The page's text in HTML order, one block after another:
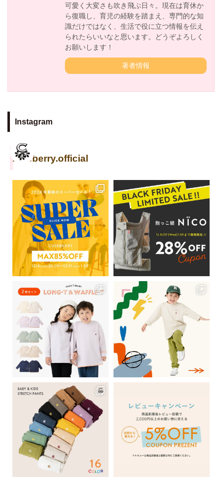
可愛く大変さも吹き飛ぶ日々。現在は育休か
ら復職し、育児の経験を踏まえ、専門的な知
識だけではなく、生活で役に立つ情報を伝え
られたらいいなと思います。どうぞよろしく
お願いします！
著者情報
Instagram
cuseberry.official